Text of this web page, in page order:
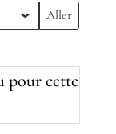
pour cette